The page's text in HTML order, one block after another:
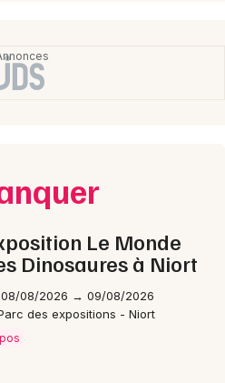
Le Monde
Dinosaures à Niort
08/08/2026 → 09/08/2026
des expositions - Niort